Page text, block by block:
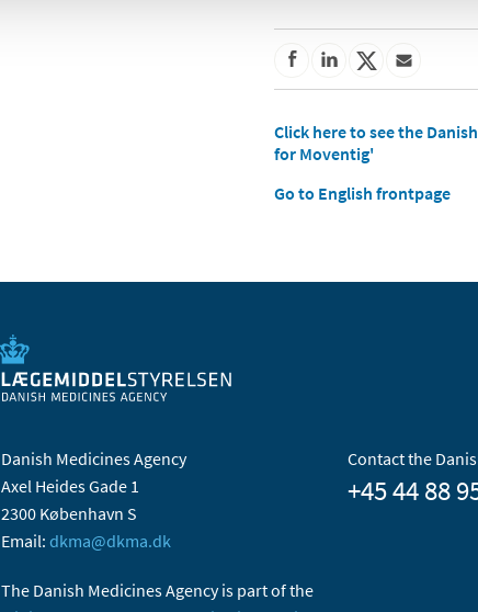
Click here to see the
for Moventig'
Go to English frontpage
Danish Medicines Agency
Axel Heides Gade 1
2300 København S
Email: dkma@dkma.dk
The Danish Medicines Agency is part of the
Contact the
+45 44 88